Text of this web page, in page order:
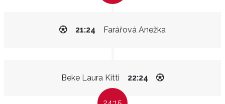
Farářová Anežka
21:24
Beke Laura Kitti 22:24